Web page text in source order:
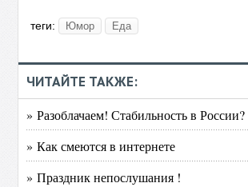
теги: Юмор Еда
ЧИТАЙТЕ ТАКЖЕ:
» Разоблачаем! Стабильность в России?
» Как смеются в интернете
» Праздник непослушания !